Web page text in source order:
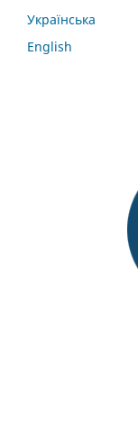
Українська
English